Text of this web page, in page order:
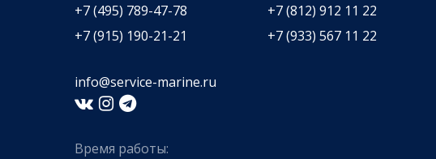
+7 (495) 789-47-78
+7 (812) 912 11 22
+7 (915) 190-21-21
+7 (933) 567 11 22
info@service-marine.ru​​
Время работы: